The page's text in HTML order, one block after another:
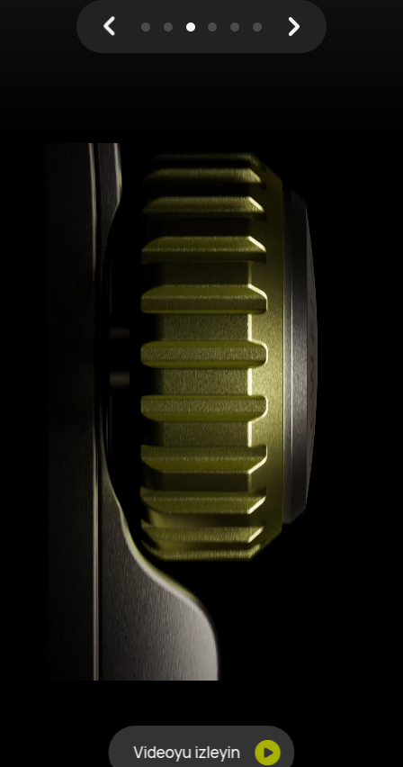
Videoyu izleyin